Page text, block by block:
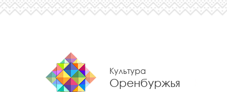
Культура
Оренбуржья